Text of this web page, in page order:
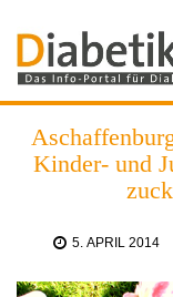
Kinder- und
5. APRIL 2014